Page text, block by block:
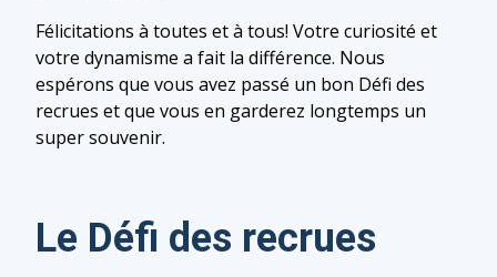
Félicitations à toutes et à tous! Votre curiosité et
votre dynamisme a fait la différence. Nous
espérons que vous avez passé un bon Défi des
recrues et que vous en garderez longtemps un
super souvenir.
Le Défi des recrues